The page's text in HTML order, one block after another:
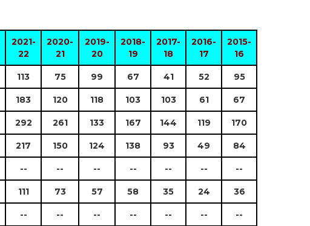
2021-
22
2020-
21
2019-
20
2018-
19
2017-
18
2016-
17
2015-
16
113 75 99 67 41 52 95
183 120 118 103 103 61 67
292 261 133 167 144 119 170
217 150 124 138 93 49 84
-- -- -- -- -- -- --
111 73 57 58 35 24 36
-- -- -- -- -- -- --